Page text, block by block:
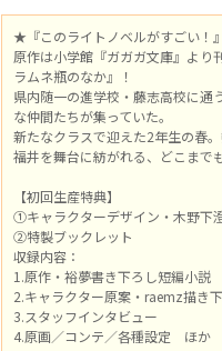
★『このライトノベルがすごい！
原作は小学館『ガガガ文庫』より
ラムネ瓶のなか』！
県内随一の進学校・藤志高校に通
な仲間たちが集っていた。
新たなクラスで迎えた2年生の春
福井を舞台に紡がれる、どこまで
【初回生産特典】
①キャラクターデザイン・木野下
②特製ブックレット
収録内容：
1.原作・裕夢書き下ろし短編小説
2.キャラクター原案・raemz描き
3.スタッフインタビュー
4.原画／コンテ／各種設定 ほか